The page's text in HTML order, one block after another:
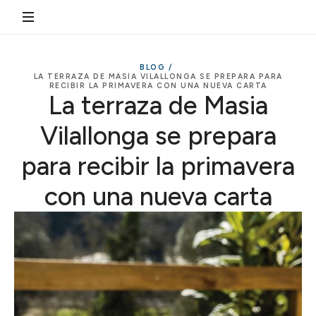
BLOG /
LA TERRAZA DE MASIA VILALLONGA SE PREPARA PARA
RECIBIR LA PRIMAVERA CON UNA NUEVA CARTA
La terraza de Masia
Vilallonga se prepara
para recibir la primavera
con una nueva carta